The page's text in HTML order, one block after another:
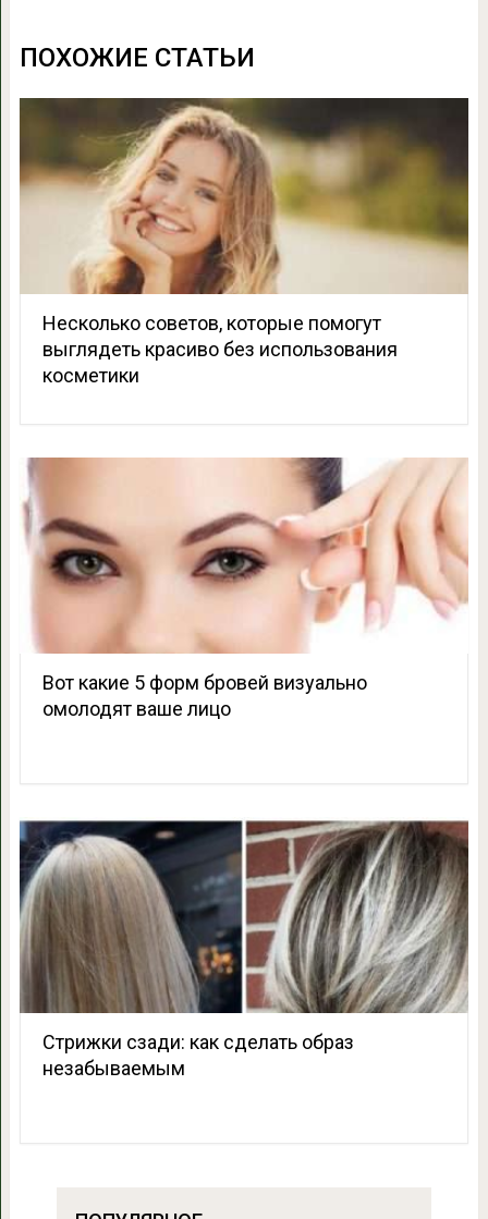
ПОХОЖИЕ СТАТЬИ
Несколько советов, которые помогут
выглядеть красиво без использования
косметики
Вот какие 5 форм бровей визуально
омолодят ваше лицо
Стрижки сзади: как сделать образ
незабываемым